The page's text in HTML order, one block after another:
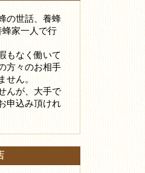
の世話、養蜂
家一人で行
もなく働いて
方々のお相手
せん。
んが、大手で
申込み頂けれ